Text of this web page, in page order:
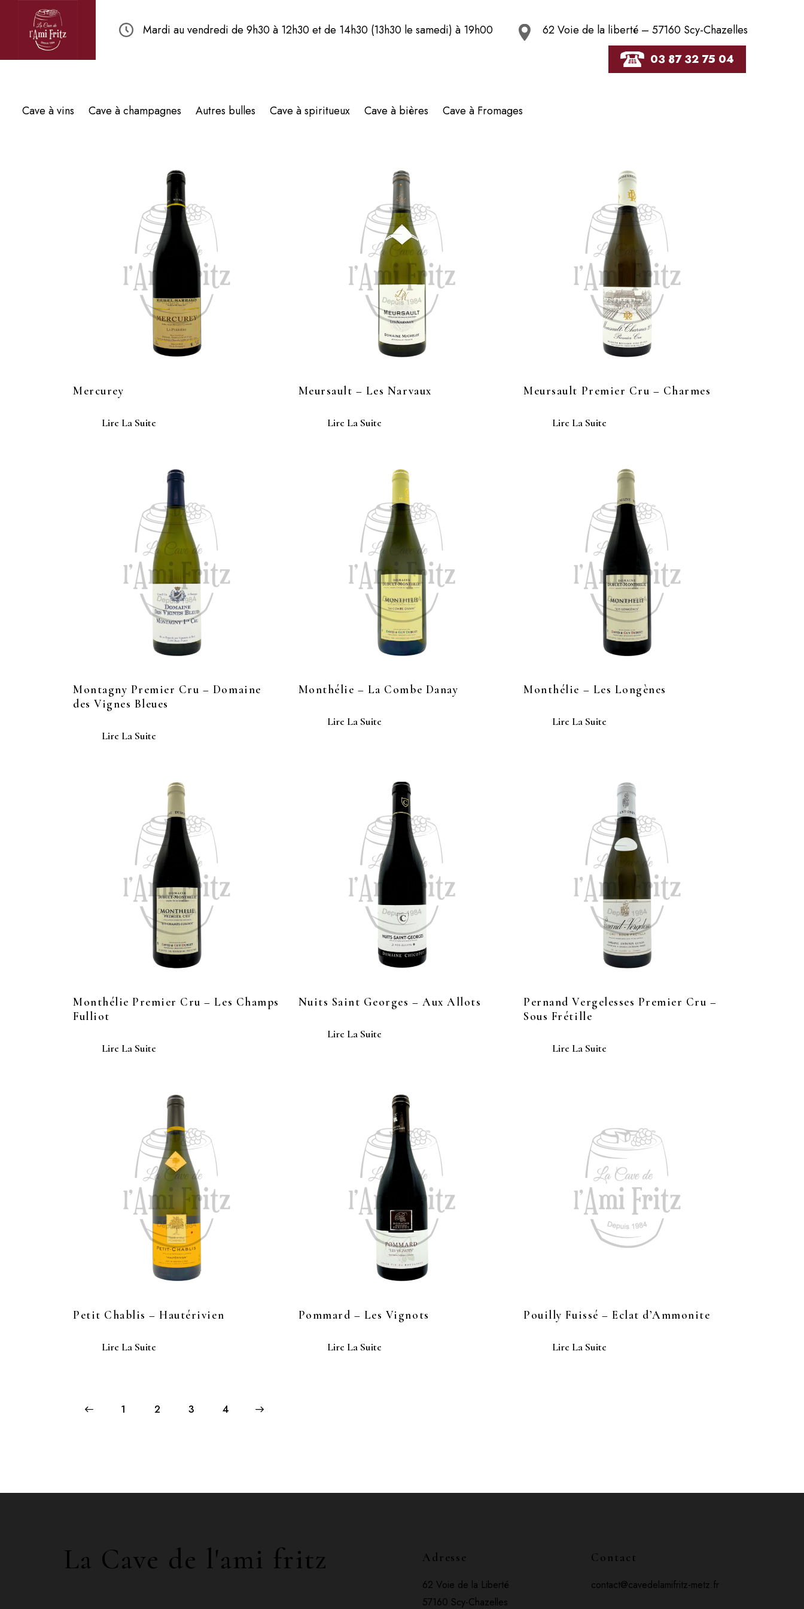
Mardi au vendredi de 9h30 à 12h30 et de 14h30 (13h30 le samedi) à 19h00 62 Voie de la liberté – 57160 Scy-Chazelles
Cave à vins Cave à champagnes Autres bulles Cave à spiritueux Cave à bières Cave à Fromages
03 87 32 75 04
Mercurey
Lire La Suite
Meursault – Les Narvaux
Lire La Suite
Meursault Premier Cru – Charmes
Lire La Suite
Montagny Premier Cru – Domaine
des Vignes Bleues
Lire La Suite
Monthélie – La Combe Danay
Lire La Suite
Monthélie – Les Longènes
Lire La Suite
Monthélie Premier Cru – Les Champs
Fulliot
Lire La Suite
Nuits Saint Georges – Aux Allots
Lire La Suite
Pernand Vergelesses Premier Cru –
Sous Frétille
Lire La Suite
Petit Chablis – Hautérivien
Lire La Suite
Pommard – Les Vignots
Lire La Suite
Pouilly Fuissé – Eclat d’Ammonite
Lire La Suite
1 2 3 4
La Cave de l'ami fritz
Adresse
62 Voie de la Liberté
57160 Scy-Chazelles
Contact
contact@cavedelamifritz-metz.fr